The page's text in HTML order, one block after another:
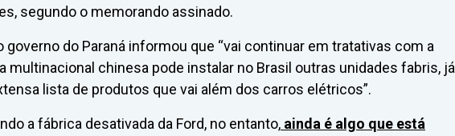
segundo o memorando assinado.
governo do Paraná informou que “vai continuar em tratativas com a
multinacional chinesa pode instalar no Brasil outras unidades fabris, já
lista de produtos que vai além dos carros elétricos”.
a fábrica desativada da Ford, no entanto, ainda é algo que está